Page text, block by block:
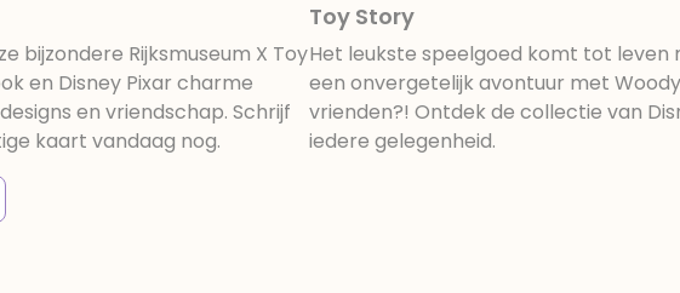
bijzondere Rijksmuseum X Toy
en Disney Pixar charme
en vriendschap. Schrijf
kaart vandaag nog.
Toy Story
Het leukste speelgoed komt tot leven
een onvergetelijk avontuur met
vrienden?! Ontdek de collectie van
iedere gelegenheid.